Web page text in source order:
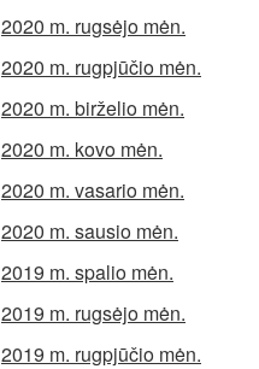
2020 m. rugsėjo mėn.
2020 m. rugpjūčio mėn.
2020 m. birželio mėn.
2020 m. kovo mėn.
2020 m. vasario mėn.
2020 m. sausio mėn.
2019 m. spalio mėn.
2019 m. rugsėjo mėn.
2019 m. rugpjūčio mėn.